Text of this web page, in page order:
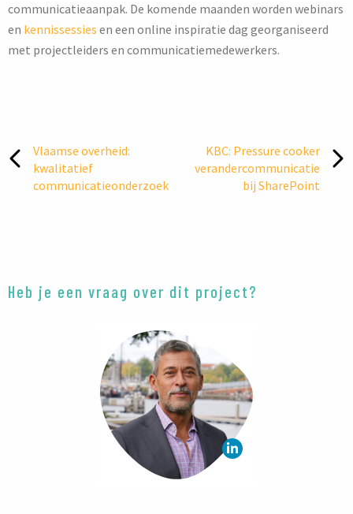
communicatieaanpak. De komende maanden worden webinars
en kennissessies en een online inspiratie dag georganiseerd
met projectleiders en communicatiemedewerkers.
Vlaamse overheid:
kwalitatief
communicatieonderzoek
KBC: Pressure cooker
verandercommunicatie
bij SharePoint
Heb je een vraag over dit project?